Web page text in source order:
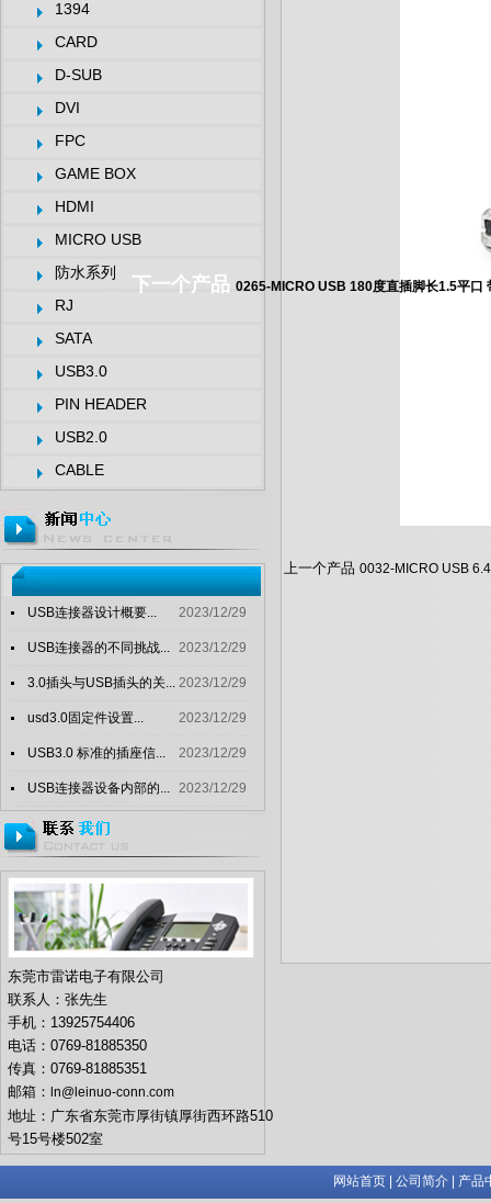
1394
CARD
D-SUB
DVI
FPC
GAME BOX
HDMI
MICRO USB
防水系列
RJ
SATA
USB3.0
PIN HEADER
USB2.0
CABLE
2023/12/29
USB连接器设计概要...
2023/12/29
USB连接器的不同挑战...
2023/12/29
3.0插头与USB插头的关...
2023/12/29
usd3.0固定件设置...
2023/12/29
USB3.0 标准的插座信...
2023/12/29
USB连接器设备内部的...
东莞市雷诺电子有限公司
联系人：张先生
手机：13925754406
电话：0769-81885350
传真：0769-81885351
邮箱： ln@leinuo-conn.com
地址：广东省东莞市厚街镇厚街西环路510
号15号楼502室
上一个产品 0032-MICRO USB
下一个产品 0265-MICRO USB 180度直插脚长1.5平口
网站首页| 公司简介| 产品